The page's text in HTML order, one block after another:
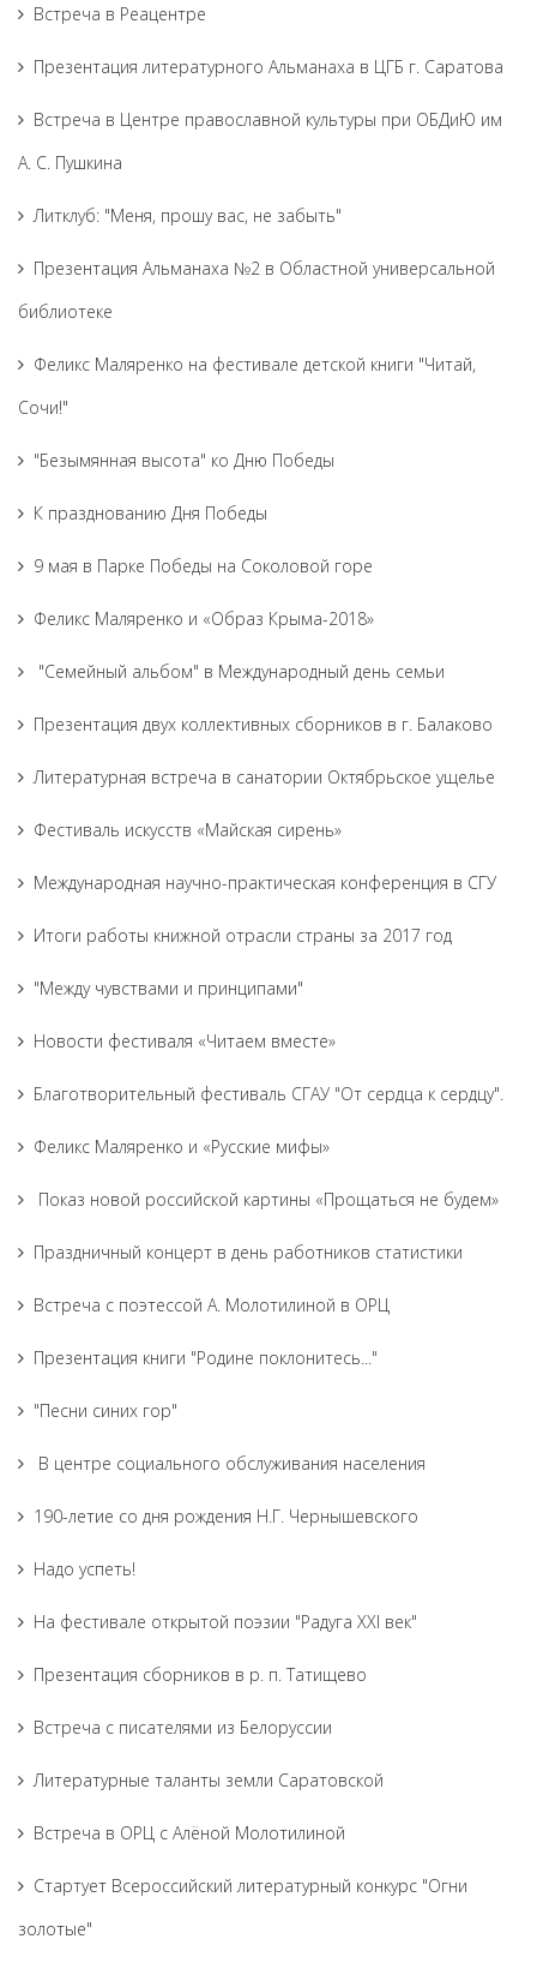
Встреча в Реацентре
Презентация литературного Альманаха в ЦГБ г. Саратова
Встреча в Центре православной культуры при ОБДиЮ им
А. С. Пушкина
Литклуб: "Меня, прошу вас, не забыть"
Презентация Альманаха №2 в Областной универсальной
библиотеке
Феликс Маляренко на фестивале детской книги "Читай,
Сочи!"
"Безымянная высота" ко Дню Победы
К празднованию Дня Победы
9 мая в Парке Победы на Соколовой горе
Феликс Маляренко и «Образ Крыма-2018»
"Семейный альбом" в Международный день семьи
Презентация двух коллективных сборников в г. Балаково
Литературная встреча в санатории Октябрьское ущелье
Фестиваль искусств «Майская сирень»
Международная научно-практическая конференция в СГУ
Итоги работы книжной отрасли страны за 2017 год
"Между чувствами и принципами"
Новости фестиваля «Читаем вместе»
Благотворительный фестиваль СГАУ "От сердца к сердцу".
Феликс Маляренко и «Русские мифы»
Показ новой российской картины «Прощаться не будем»
Праздничный концерт в день работников статистики
Встреча с поэтессой А. Молотилиной в ОРЦ
Презентация книги "Родине поклонитесь..."
"Песни синих гор"
В центре социального обслуживания населения
190-летие со дня рождения Н.Г. Чернышевского
Надо успеть!
На фестивале открытой поэзии "Радуга XXI век"
Презентация сборников в р. п. Татищево
Встреча с писателями из Белоруссии
Литературные таланты земли Саратовской
Встреча в ОРЦ с Алёной Молотилиной
Cтартует Всероссийский литературный конкурс "Огни
золотые"